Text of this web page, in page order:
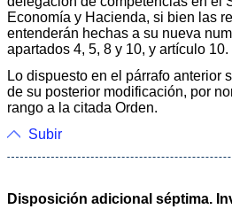
Economía y Hacienda, si bien las
entenderán hechas a su nueva
apartados 4, 5, 8 y 10, y artículo 10.
Lo dispuesto en el párrafo anterior
de su posterior modificación, por
rango a la citada Orden.
Subir
Disposición adicional séptima.